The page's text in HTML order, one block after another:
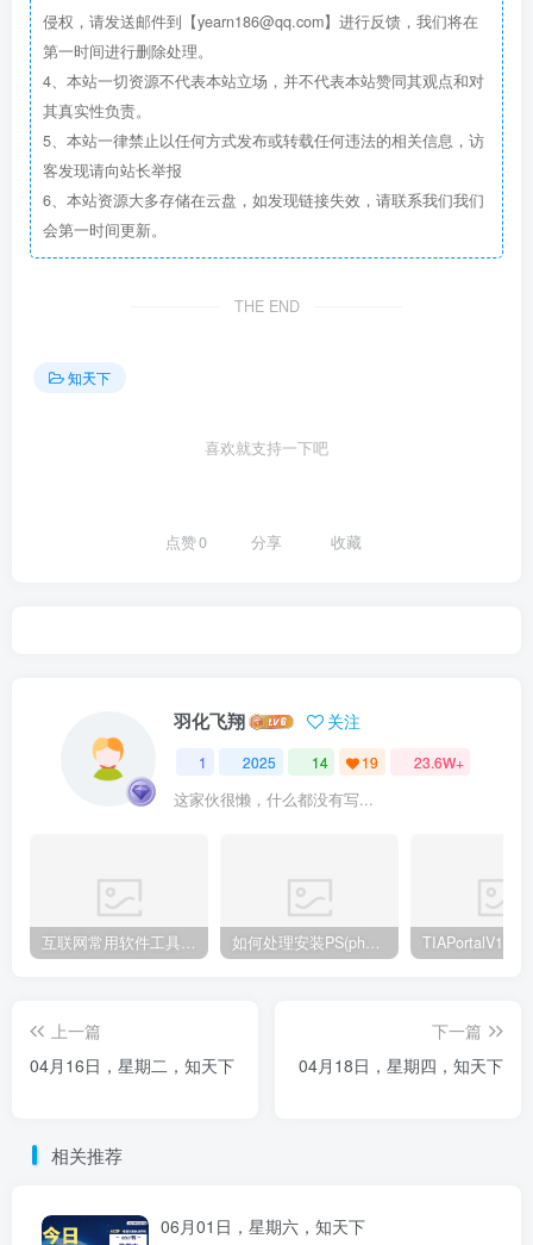
侵权，请发送邮件到【yearn186@qq.com】进行反馈，我们将在
第一时间进行删除处理。
4、本站一切资源不代表本站立场，并不代表本站赞同其观点和对
其真实性负责。
5、本站一律禁止以任何方式发布或转载任何违法的相关信息，访
客发现请向站长举报
6、本站资源大多存储在云盘，如发现链接失效，请联系我们我们
会第一时间更新。
THE END
知天下
喜欢就支持一下吧
点赞0 分享 收藏
羽化飞翔 关注
1 2025 14 19 23.6W+
这家伙很懒，什么都没有写...
互联网常用软件工具资源汇总贴 如何处理安装PS(photoshop cc2018) 时，提示系统或者IE浏览器需要升级
上一篇
04月16日，星期二，知天下
下一篇
04月18日，星期四，知天下
相关推荐
06月01日，星期六，知天下